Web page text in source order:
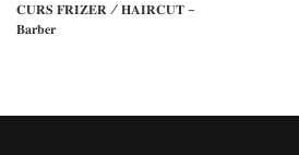
𝐂𝐔𝐑𝐒 𝐅𝐑𝐈𝐙𝐄𝐑 / 𝐇𝐀𝐈𝐑𝐂𝐔𝐓 –
𝐁𝐚𝐫𝐛𝐞𝐫